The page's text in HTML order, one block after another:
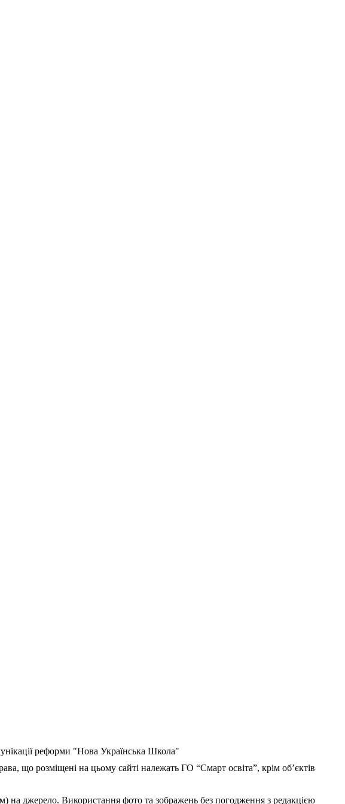
реформи "Нова Українська Школа"
що розміщені на цьому сайті належать ГО “Смарт освіта”, крім об’єктів
на джерело. Використання фото та зображень без погодження з редакцією